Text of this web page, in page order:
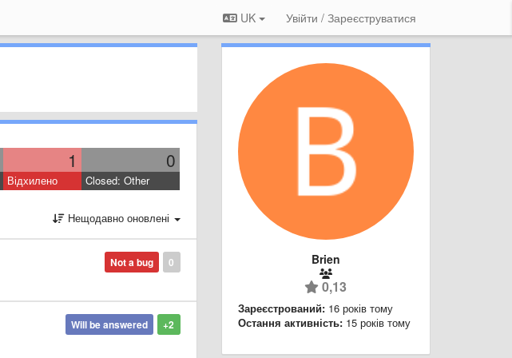
UK Увійти / Зареєструватися
1 0
Відхилено Closed: Other
Нещодавно оновлені
0
Not a bug
+2
Will be answered
Brien
0,13
Зареєстрований: 16 років тому
Остання активність: 15 років тому